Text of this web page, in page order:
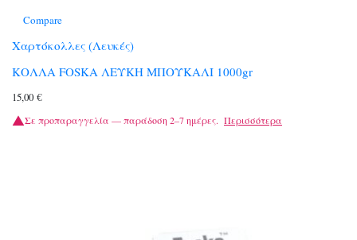
Compare
Χαρτόκολλες (Λευκές)
ΚΟΛΛΑ FOSKA ΛΕΥΚΗ ΜΠΟΥΚΑΛΙ 1000gr
15,00 €
Σε προπαραγγελία — παράδοση 2–7 ημέρες. Περισσότερα